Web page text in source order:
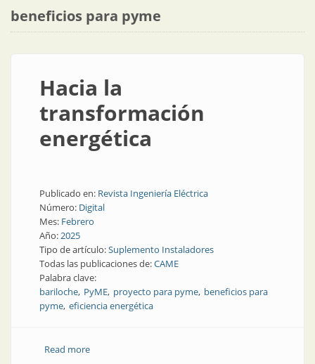
beneficios para pyme
Hacia la
transformación
energética
Publicado en: Revista Ingeniería Eléctrica
Número: Digital
Mes: Febrero
Año:2025
Tipo de artículo:Suplemento Instaladores
Todas las publicaciones de:CAME
Palabra clave:
bariloche PyME proyecto para pyme beneficios para
pyme eficiencia energética
Read moreabout Hacia la transformación energética